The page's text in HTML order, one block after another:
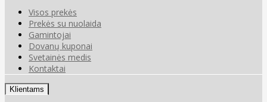
Visos prekės
Prekės su nuolaida
Gamintojai
Dovanų kuponai
Svetainės medis
Kontaktai
Klientams